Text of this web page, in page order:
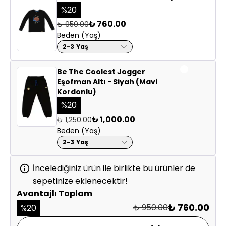
Ağartıcı, granül/beyaz sabun ve kurutma makinesi
kullanmayınız.
Düz zeminde, gölgede kurutunuz.
Düşük ısıda, tersten ütüleyiniz. (Baskı ve nakışa dikkat!)
🤝 Sorumlu üretim & adil ticaret:
Tüm üretim aşamalarında özenle seçilmiş, güvenilir
imalathaneler
Kadın istihdamına öncelik veren aile atölyeleriyle iş
Çocuk işçiliğine karşı, eşitlikçi ve etik çalışma şartları
%20
₺ 950.00₺ 760.00
Beden (Yaş)
2-3 Yaş
Be The Coolest Jogger
Eşofman Altı - Siyah (Mavi
Kordonlu)
%20
₺ 1,250.00₺ 1,000.00
Beden (Yaş)
2-3 Yaş
İncelediğiniz ürün ile birlikte bu ürünler de
sepetinize eklenecektir!
Avantajlı Toplam
%20 ₺ 950.00₺ 760.00